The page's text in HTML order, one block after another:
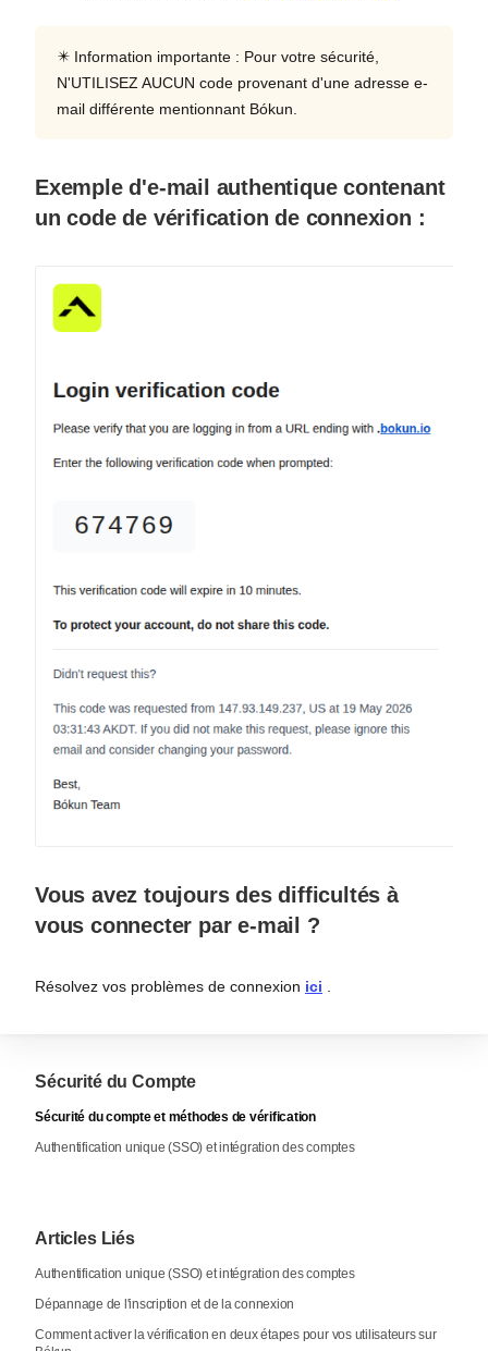
✴️ Information importante : Pour votre sécurité,
N'UTILISEZ AUCUN code provenant d'une adresse e-
mail différente mentionnant Bókun.
Exemple d'e-mail authentique contenant
un code de vérification de connexion :
Vous avez toujours des difficultés à
vous connecter par e-mail ?
Résolvez vos problèmes de connexion ici
Sécurité du Compte
Sécurité du compte et méthodes de vérification
Authentification unique (SSO) et intégration des comptes
Articles Liés
Authentification unique (SSO) et intégration des comptes
Dépannage de l'inscription et de la connexion
Comment activer la vérification en deux étapes pour vos utilisateurs sur